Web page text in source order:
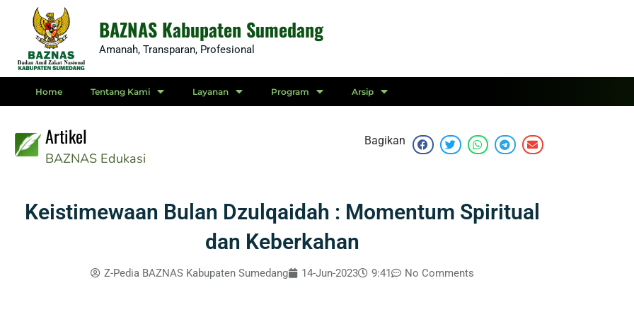
content
BAZNAS Kabupaten Sumedang
Amanah, Transparan, Profesional
Home Tentang Kami Layanan Program Arsip
Artikel
BAZNAS Edukasi
Bagikan
Keistimewaan Bulan Dzulqaidah : Momentum Spiritual
dan Keberkahan
Z-Pedia BAZNAS Kabupaten Sumedang 14-Jun-2023 9:41 No Comments